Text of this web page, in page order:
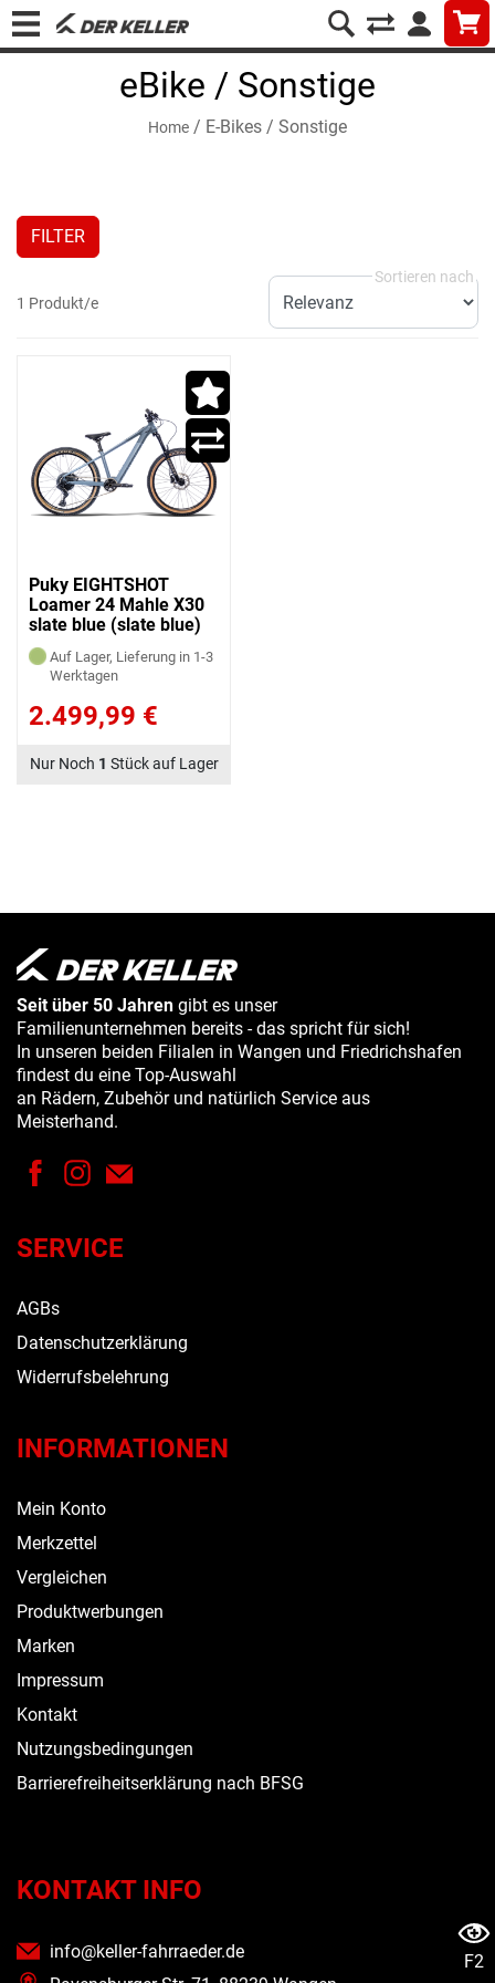
eBike / Sonstige
Home / E-Bikes / Sonstige
FILTER
1 Produkt/e
Puky EIGHTSHOT
Loamer 24 Mahle X30
slate blue (slate blue)
Auf Lager, Lieferung in 1-3
Werktagen
2.499,99 €
Nur Noch 1 Stück auf Lager
Seit über 50 Jahren gibt es unser
Familienunternehmen bereits - das spricht für sich!
In unseren beiden Filialen in Wangen und Friedrichshafen
findest du eine Top-Auswahl
an Rädern, Zubehör und natürlich Service aus
Meisterhand.
SERVICE
AGBs
Datenschutzerklärung
Widerrufsbelehrung
INFORMATIONEN
Mein Konto
Merkzettel
Vergleichen
Produktwerbungen
Marken
Impressum
Kontakt
Nutzungsbedingungen
Barrierefreiheitserklärung nach BFSG
KONTAKT INFO
info@keller-fahrraeder.de
F2